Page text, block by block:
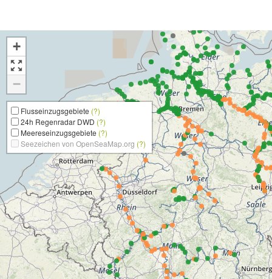
+
−
Flusseinzugsgebiete (?)
24h Regenradar DWD (?)
Meereseinzugsgebiete (?)
Seezeichen von OpenSeaMap.org (?)